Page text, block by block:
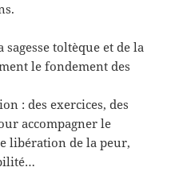
sagesse toltèque et de la
le fondement des
: des exercices, des
accompagner le
libération de la peur,